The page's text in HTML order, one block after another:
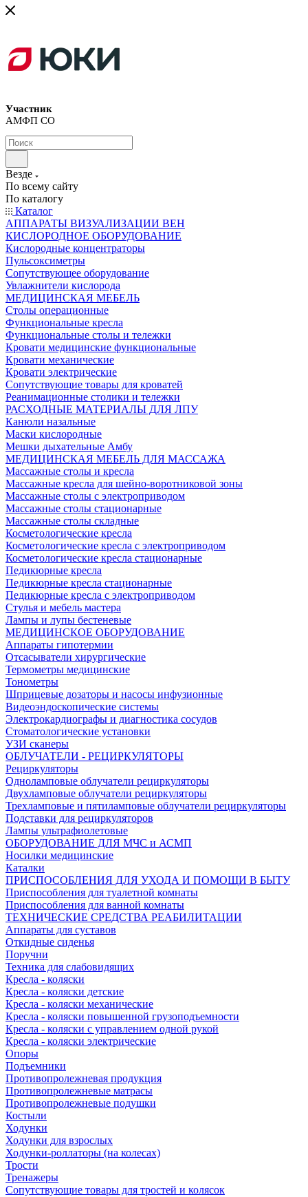
Участник
АМФП СО
Везде
По всему сайту
По каталогу
Каталог
АППАРАТЫ ВИЗУАЛИЗАЦИИ ВЕН
КИСЛОРОДНОЕ ОБОРУДОВАНИЕ
Кислородные концентраторы
Пульсоксиметры
Сопутствующее оборудование
Увлажнители кислорода
МЕДИЦИНСКАЯ МЕБЕЛЬ
Столы операционные
Функциональные кресла
Функциональные столы и тележки
Кровати медицинские функциональные
Кровати механические
Кровати электрические
Сопутствующие товары для кроватей
Реанимационные столики и тележки
РАСХОДНЫЕ МАТЕРИАЛЫ ДЛЯ ЛПУ
Канюли назальные
Маски кислородные
Мешки дыхательные Амбу
МЕДИЦИНСКАЯ МЕБЕЛЬ ДЛЯ МАССАЖА
Массажные столы и кресла
Массажные кресла для шейно-воротниковой зоны
Массажные столы с электроприводом
Массажные столы стационарные
Массажные столы складные
Косметологические кресла
Косметологические кресла с электроприводом
Косметологические кресла стационарные
Педикюрные кресла
Педикюрные кресла стационарные
Педикюрные кресла с электроприводом
Стулья и мебель мастера
Лампы и лупы бестеневые
МЕДИЦИНСКОЕ ОБОРУДОВАНИЕ
Аппараты гипотермии
Отсасыватели хирургические
Термометры медицинские
Тонометры
Шприцевые дозаторы и насосы инфузионные
Видеоэндоскопические системы
Электрокардиографы и диагностика сосудов
Стоматологические установки
УЗИ сканеры
ОБЛУЧАТЕЛИ - РЕЦИРКУЛЯТОРЫ
Рециркуляторы
Одноламповые облучатели рециркуляторы
Двухламповые облучатели рециркуляторы
Трехламповые и пятиламповые облучатели рециркуляторы
Подставки для рециркуляторов
Лампы ультрафиолетовые
ОБОРУДОВАНИЕ ДЛЯ МЧС и АСМП
Носилки медицинские
Каталки
ПРИСПОСОБЛЕНИЯ ДЛЯ УХОДА И ПОМОЩИ В БЫТУ
Приспособления для туалетной комнаты
Приспособления для ванной комнаты
ТЕХНИЧЕСКИЕ СРЕДСТВА РЕАБИЛИТАЦИИ
Аппараты для суставов
Откидные сиденья
Поручни
Техника для слабовидящих
Кресла - коляски
Кресла - коляски детские
Кресла - коляски механические
Кресла - коляски повышенной грузоподъемности
Кресла - коляски с управлением одной рукой
Кресла - коляски электрические
Опоры
Подъемники
Противопролежневая продукция
Противопролежневые матрасы
Противопролежневые подушки
Костыли
Ходунки
Ходунки для взрослых
Ходунки-роллаторы (на колесах)
Трости
Тренажеры
Сопутствующие товары для тростей и колясок